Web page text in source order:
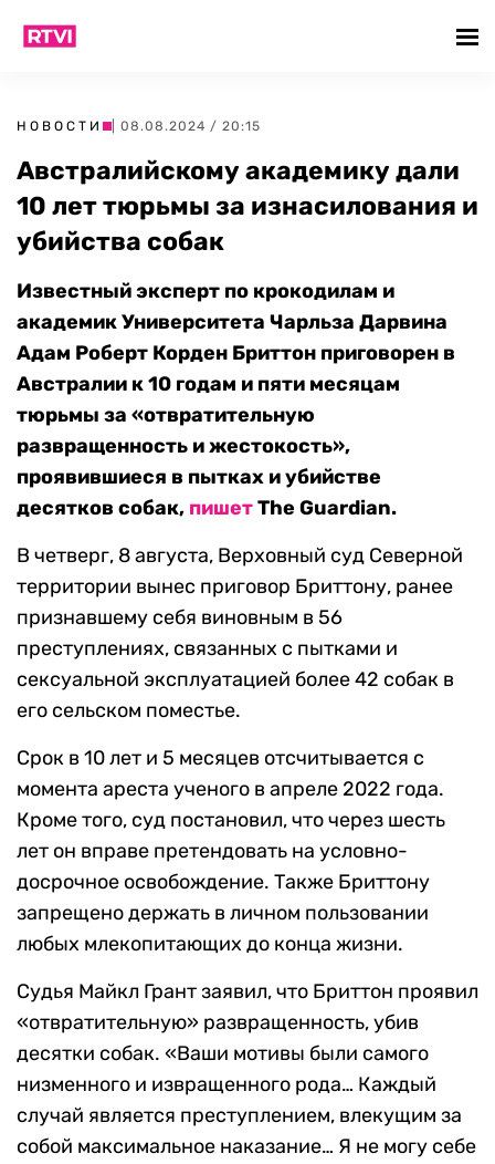
НОВОСТИ | 08.08.2024 / 20:15
Австралийскому академику дали
10 лет тюрьмы за изнасилования и
убийства собак
Известный эксперт по крокодилам и
академик Университета Чарльза Дарвина
Адам Роберт Корден Бриттон приговорен в
Австралии к 10 годам и пяти месяцам
тюрьмы за «отвратительную
развращенность и жестокость»,
проявившиеся в пытках и убийстве
десятков собак, пишетThe Guardian.
В четверг, 8 августа, Верховный суд Северной
территории вынес приговор Бриттону, ранее
признавшему себя виновным в 56
преступлениях, связанных с пытками и
сексуальной эксплуатацией более 42 собак в
его сельском поместье.
Срок в 10 лет и 5 месяцев отсчитывается с
момента ареста ученого в апреле 2022 года.
Кроме того, суд постановил, что через шесть
лет он вправе претендовать на условно-
досрочное освобождение. Также Бриттону
запрещено держать в личном пользовании
любых млекопитающих до конца жизни.
Судья Майкл Грант заявил, что Бриттон проявил
«отвратительную» развращенность, убив
десятки собак. «Ваши мотивы были самого
низменного и извращенного рода… Каждый
случай является преступлением, влекущим за
собой максимальное наказание… Я не могу себе